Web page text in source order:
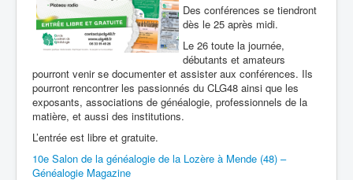
Des conférences se tiendront
dès le 25 après midi.
Le 26 toute la journée,
débutants et amateurs
pourront venir se documenter et assister aux conférences. Ils
pourront rencontrer les passionnés du CLG48 ainsi que les
exposants, associations de généalogie, professionnels de la
matière, et aussi des institutions.
L’entrée est libre et gratuite.
10e Salon de la généalogie de la Lozère à Mende (48) –
Généalogie Magazine